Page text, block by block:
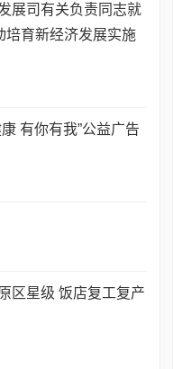
展司有关负责同志就
培育新经济发展实施
有你有我”公益广告
区星级 饭店复工复产